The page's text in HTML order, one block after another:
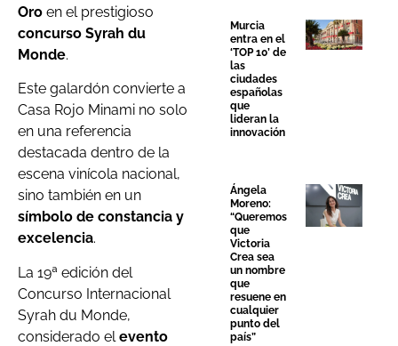
Oro en el prestigioso
concurso Syrah du
Monde.
Este galardón convierte a
Casa Rojo Minami no solo
en una referencia
destacada dentro de la
escena vinícola nacional,
sino también en un
símbolo de constancia y
excelencia.
La 19ª edición del
Concurso Internacional
Syrah du Monde,
considerado el evento
Murcia
entra en el
‘TOP 10’ de
las
ciudades
españolas
que
lideran la
innovación
Ángela
Moreno:
“Queremos
que
Victoria
Crea sea
un nombre
que
resuene en
cualquier
punto del
país”